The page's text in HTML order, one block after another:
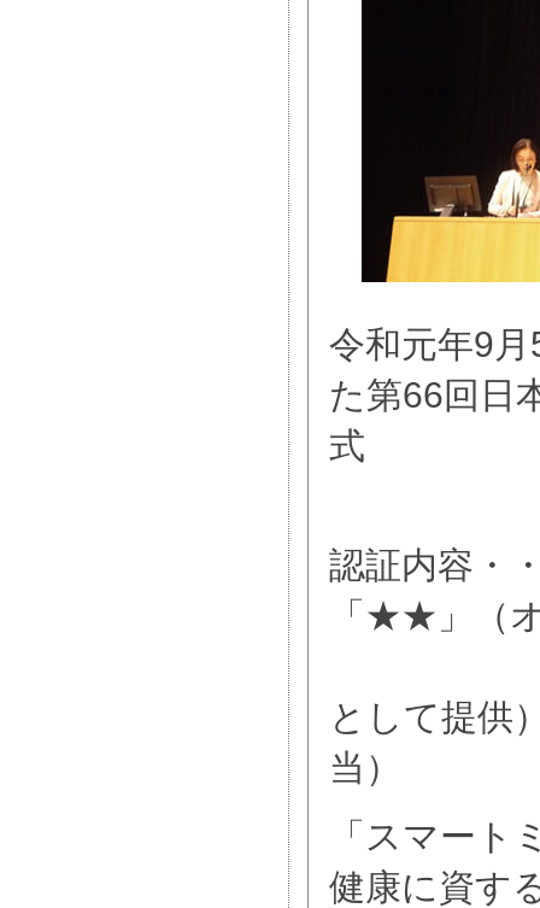
令和元年9
た第66回日
式
認証内容・
「★★」（
として提供
当）
「スマート
健康に資す